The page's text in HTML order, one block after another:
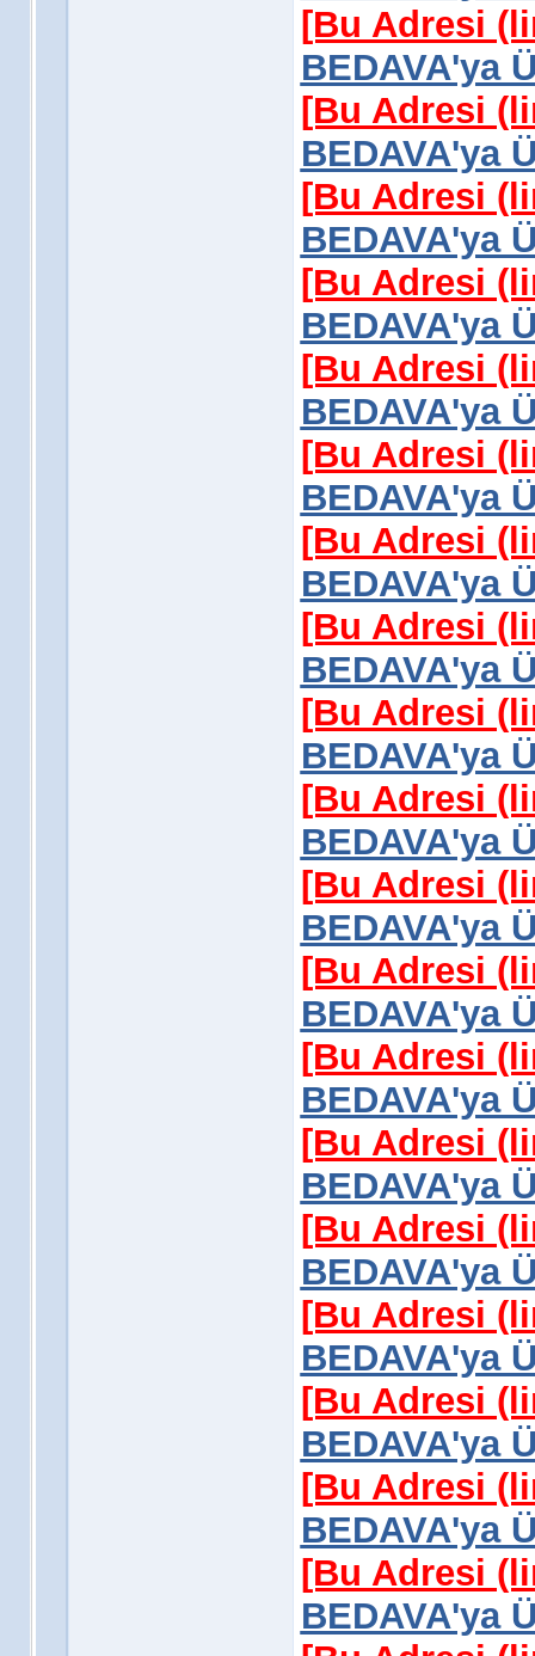
[Bu Adresi
BEDAVA'ya
[Bu Adresi
BEDAVA'ya
[Bu Adresi
BEDAVA'ya
[Bu Adresi
BEDAVA'ya
[Bu Adresi
BEDAVA'ya
[Bu Adresi
BEDAVA'ya
[Bu Adresi
BEDAVA'ya
[Bu Adresi
BEDAVA'ya
[Bu Adresi
BEDAVA'ya
[Bu Adresi
BEDAVA'ya
[Bu Adresi
BEDAVA'ya
[Bu Adresi
BEDAVA'ya
[Bu Adresi
BEDAVA'ya
[Bu Adresi
BEDAVA'ya
[Bu Adresi
BEDAVA'ya
[Bu Adresi
BEDAVA'ya
[Bu Adresi
BEDAVA'ya
[Bu Adresi
BEDAVA'ya
[Bu Adresi
BEDAVA'ya